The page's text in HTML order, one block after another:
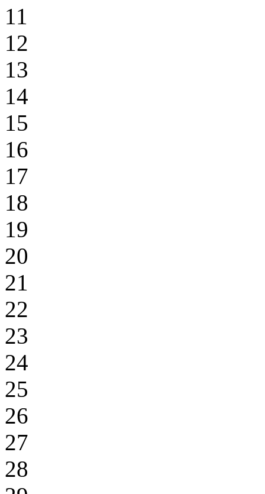
11
12
13
14
15
16
17
18
19
20
21
22
23
24
25
26
27
28